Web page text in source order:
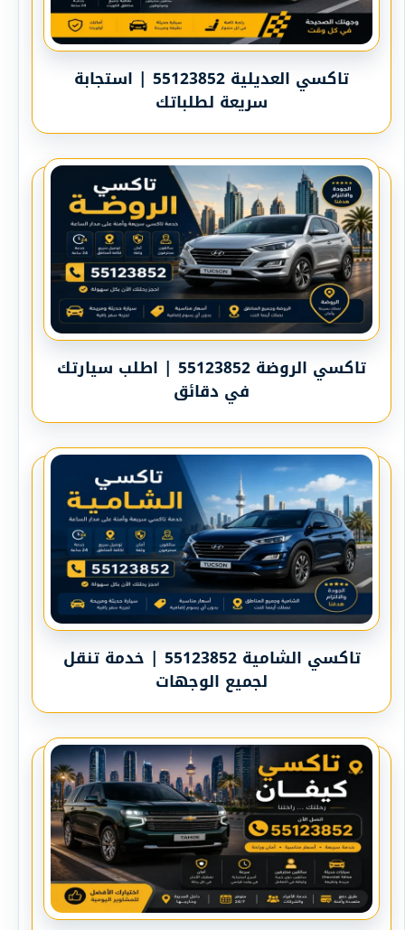
تاكسي العديلية 55123852 | استجابة
سريعة لطلباتك
تاكسي الروضة 55123852 | اطلب سيارتك
في دقائق
تاكسي الشامية 55123852 | خدمة تنقل
لجميع الوجهات